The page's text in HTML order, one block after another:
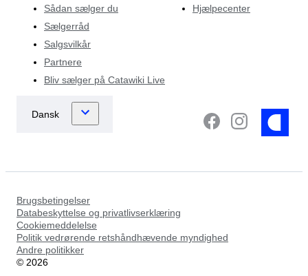
Sådan sælger du
Sælgerråd
Salgsvilkår
Partnere
Bliv sælger på Catawiki Live
Hjælpecenter
Brugsbetingelser
Databeskyttelse og privatlivserklæring
Cookiemeddelelse
Politik vedrørende retshåndhævende myndighed
Andre politikker
© 2026